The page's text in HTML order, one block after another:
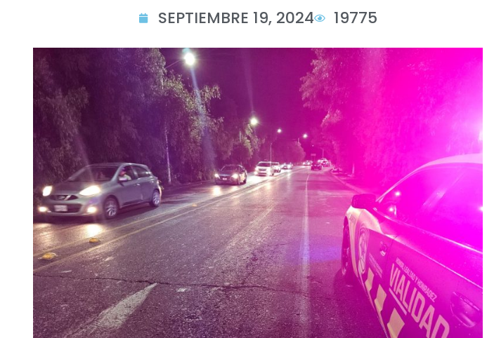
SEPTIEMBRE 19, 2024 19775